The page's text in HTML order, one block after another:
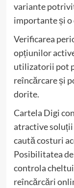
variante
importante și o
Verificarea
opțiunilor
utilizatorii pot
reîncărcare și
dorite.
Cartela Digi
atractive
caută costuri
Posibilitatea de
controla
reîncărcări